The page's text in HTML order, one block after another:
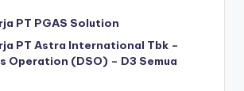
PT PGAS Solution
PT Astra International Tbk –
Operation (DSO) – D3 Semua